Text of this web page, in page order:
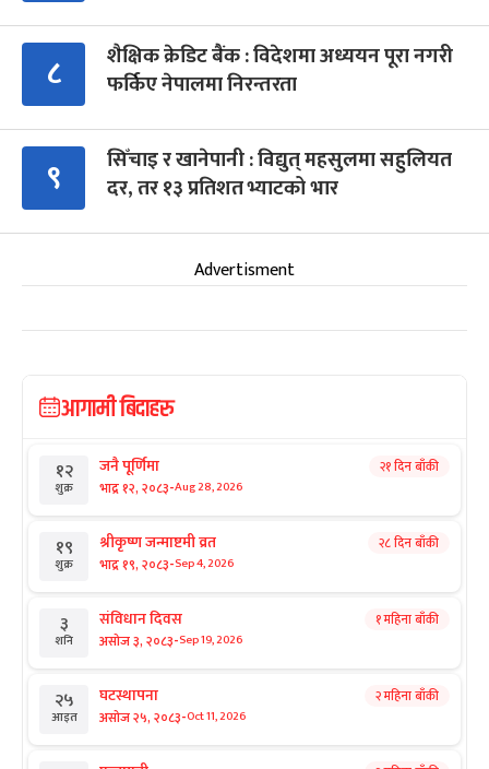
८
शैक्षिक क्रेडिट बैंक : विदेशमा अध्ययन पूरा नगरी
फर्किए नेपालमा निरन्तरता
९
सिँचाइ र खानेपानी : विद्युत् महसुलमा सहुलियत
दर, तर १३ प्रतिशत भ्याटको भार
Advertisment
आगामी बिदाहरु
१२
शुक्र
जनै पूर्णिमा
भाद्र १२, २०८३-Aug 28, 2026
२१ दिन बाँकी
१९
शुक्र
श्रीकृष्ण जन्माष्टमी व्रत
भाद्र १९, २०८३-Sep 4, 2026
२८ दिन बाँकी
३
शनि
संविधान दिवस
असोज ३, २०८३-Sep 19, 2026
१ महिना बाँकी
२५
आइत
घटस्थापना
असोज २५, २०८३-Oct 11, 2026
२ महिना बाँकी